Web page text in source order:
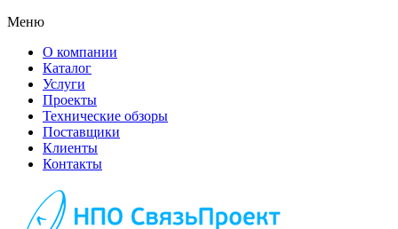
Меню
О компании
Каталог
Услуги
Проекты
Технические обзоры
Поставщики
Клиенты
Контакты